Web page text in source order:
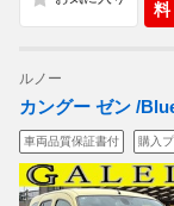
料
ルノー
カングー ゼン /
車両品質保証書付 購入